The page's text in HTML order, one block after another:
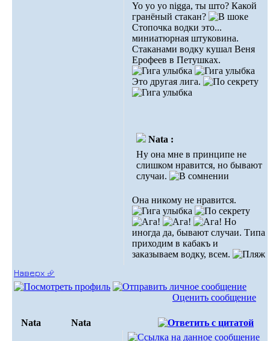
Yo yo yo nigga, ты што? Какой
гранёный стакан?
Стопочка водки это...
миниатюрная штуковина.
Стаканами водку кушал Веня
Ерофеев в Петушках.
Это другая лига.
Nata :
Ну она мне в принципе не
слишком нравится, но бывают
случаи.
Она никому не нравится.
Но
иногда да, бывают случаи. Типа
приходим в кабакъ и
заказываем водку, всем.
Наверх ⮵
Оценить сообщение
Nata Nata